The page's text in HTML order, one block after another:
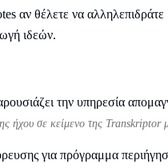
αν θέλετε να
ιδεών.
ήχου σε κείμενο της
για πρόγραμμα